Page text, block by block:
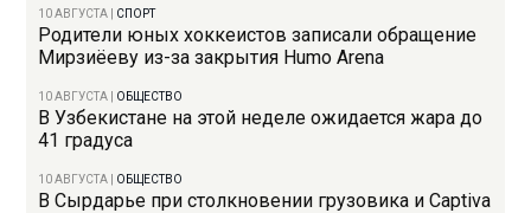
10 АВГУСТА СПОРТ
Родители юных хоккеистов записали обращение
Мирзиёеву из-за закрытия Humo Arena
10 АВГУСТА ОБЩЕСТВО
В Узбекистане на этой неделе ожидается жара до
41 градуса
10 АВГУСТА ОБЩЕСТВО
В Сырдарье при столкновении грузовика и Captiva